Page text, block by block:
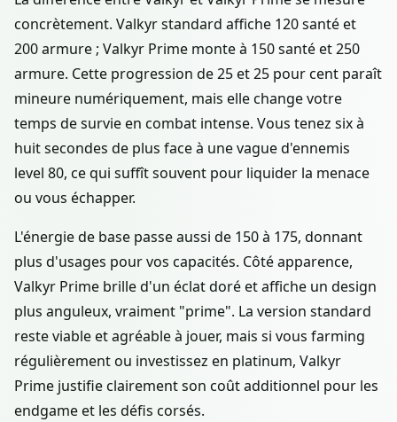
concrètement. Valkyr standard affiche 120 santé et
200 armure ; Valkyr Prime monte à 150 santé et 250
armure. Cette progression de 25 et 25 pour cent paraît
mineure numériquement, mais elle change votre
temps de survie en combat intense. Vous tenez six à
huit secondes de plus face à une vague d'ennemis
level 80, ce qui suffît souvent pour liquider la menace
ou vous échapper.
L'énergie de base passe aussi de 150 à 175, donnant
plus d'usages pour vos capacités. Côté apparence,
Valkyr Prime brille d'un éclat doré et affiche un design
plus anguleux, vraiment "prime". La version standard
reste viable et agréable à jouer, mais si vous farming
régulièrement ou investissez en platinum, Valkyr
Prime justifie clairement son coût additionnel pour les
endgame et les défis corsés.